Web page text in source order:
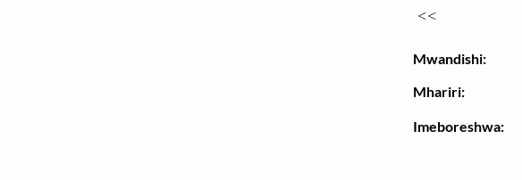
<<
Mwandishi:
Mhariri:
Imeboreshwa: